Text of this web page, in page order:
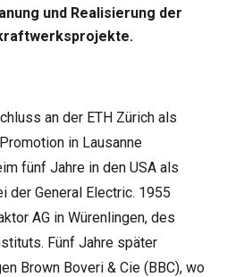
und Realisierung der
an der ETH Zürich als
in Lausanne
fünf Jahre in den USA als
der General Electric. 1955
AG in Würenlingen, des
Fünf Jahre später
Brown Boveri & Cie (BBC), wo